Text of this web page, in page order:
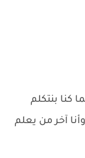
كنا بنتكلم
آخر من يعلم